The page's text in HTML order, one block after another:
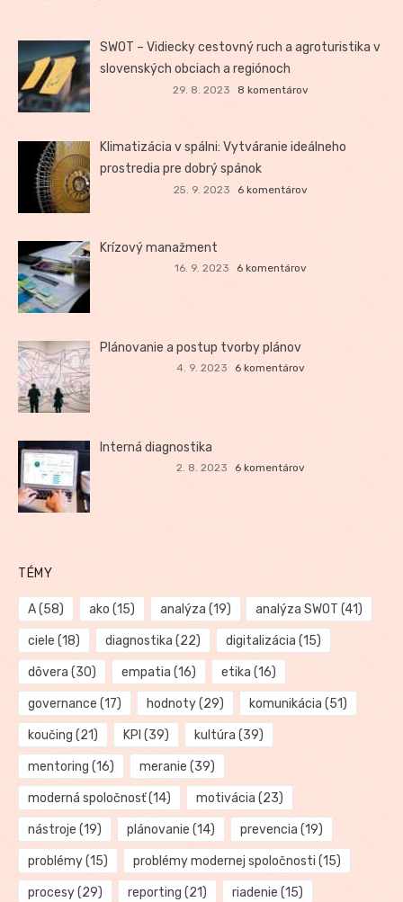
SWOT – Vidiecky cestovný ruch a agroturistika v
slovenských obciach a regiónoch
29. 8. 2023 8 komentárov
Klimatizácia v spálni: Vytváranie ideálneho
prostredia pre dobrý spánok
25. 9. 2023 6 komentárov
Krízový manažment
16. 9. 2023 6 komentárov
Plánovanie a postup tvorby plánov
4. 9. 2023 6 komentárov
Interná diagnostika
2. 8. 2023 6 komentárov
TÉMY
A(58) ako (15) analýza (19) analýza SWOT (41)
ciele (18) diagnostika (22) digitalizácia (15)
dôvera (30) empatia (16) etika (16)
governance (17) hodnoty(29) komunikácia (51)
koučing (21) KPI (39) kultúra (39)
mentoring (16) meranie (39)
moderná spoločnosť(14) motivácia (23)
nástroje (19) plánovanie (14) prevencia (19)
problémy(15) problémy modernej spoločnosti (15)
procesy(29) reporting (21) riadenie (15)